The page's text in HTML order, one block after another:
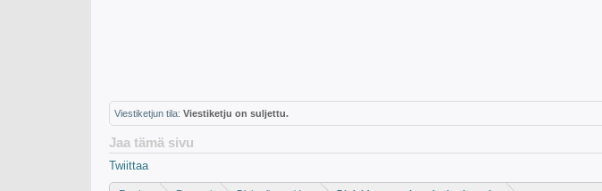
Viestiketjun tila: Viestiketju on suljettu.
Jaa tämä sivu
Twiittaa